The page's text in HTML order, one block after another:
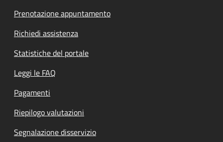
Prenotazione appuntamento
Richiedi assistenza
Statistiche del portale
Leggi le FAQ
Pagamenti
Riepilogo valutazioni
Segnalazione disservizio